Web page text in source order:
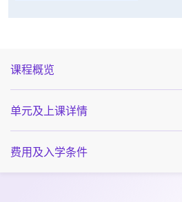
课程概览
单元及上课详情
费用及入学条件